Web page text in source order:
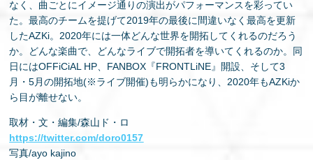
なく、曲ごとにイメージ通りの演出がパフォーマンスを彩ってい
た。最高のチームを提げて2019年の最後に間違いなく最高を更新
したAZKi。2020年には一体どんな世界を開拓してくれるのだろう
か。どんな楽曲で、どんなライブで開拓者を導いてくれるのか。同
日にはOFFiCiAL HP、FANBOX『FRONTLiNE』開設、そして3
月・5月の開拓地(※ライブ開催)も明らかになり、2020年もAZKiか
ら目が離せない。
取材・文・編集/森山ド・ロ
https://twitter.com/doro0157
写真/ayo kajino